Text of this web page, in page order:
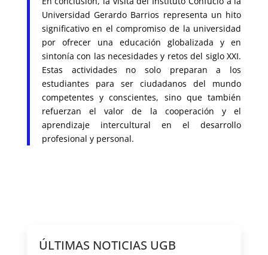
Universidad Gerardo Barrios representa un hito
significativo en el compromiso de la universidad
por ofrecer una educación globalizada y en
sintonía con las necesidades y retos del siglo XXI.
Estas actividades no solo preparan a los
estudiantes para ser ciudadanos del mundo
competentes y conscientes, sino que también
refuerzan el valor de la cooperación y el
aprendizaje intercultural en el desarrollo
profesional y personal.
ÚLTIMAS NOTICIAS UGB